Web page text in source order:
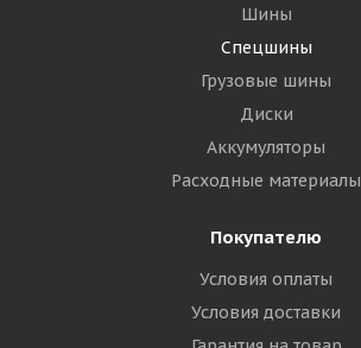
Шины
Спецшины
Грузовые шины
Диски
Аккумуляторы
Расходные материалы
Покупателю
Условия оплаты
Условия доставки